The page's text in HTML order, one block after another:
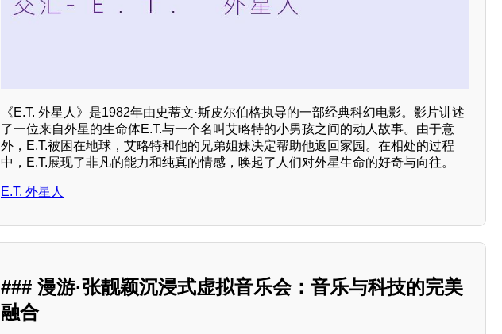
《E.T. 外星人》是1982年由史蒂文·斯皮尔伯格执导的一部经典科幻电影。影片讲述
了一位来自外星的生命体E.T.与一个名叫艾略特的小男孩之间的动人故事。由于意
外，E.T.被困在地球，艾略特和他的兄弟姐妹决定帮助他返回家园。在相处的过程
中，E.T.展现了非凡的能力和纯真的情感，唤起了人们对外星生命的好奇与向往。
E.T. 外星人
### 漫游·张靓颖沉浸式虚拟音乐会：音乐与科技的完美
融合